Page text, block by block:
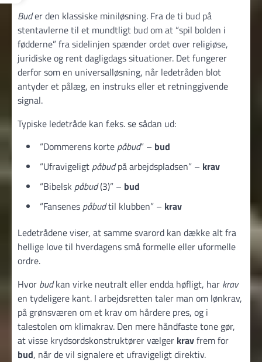
Buder den klassiske miniløsning. Fra de ti bud på
stentavlerne til et mundtligt bud om at “spil bolden i
fødderne” fra sidelinjen spænder ordet over religiøse,
juridiske og rent dagligdags situationer. Det fungerer
derfor som en universalløsning, når ledetråden blot
antyder et pålæg, en instruks eller et retninggivende
signal.
Typiske ledetråde kan f.eks. se sådan ud:
“Dommerens korte påbud” – bud
“Ufravigeligt påbudpå arbejdspladsen” – krav
“Bibelsk påbud(3)” – bud
“Fansenes påbudtil klubben” – krav
Ledetrådene viser, at samme svarord kan dække alt fra
hellige love til hverdagens små formelle eller uformelle
ordre.
Hvor budkan virke neutralt eller endda høfligt, har krav
en tydeligere kant. I arbejdsretten taler man om lønkrav,
på grønsværen om et krav om hårdere pres, og i
talestolen om klimakrav. Den mere håndfaste tone gør,
at visse krydsordskonstruktører vælger kravfrem for
bud, når de vil signalere et ufravigeligt direktiv.